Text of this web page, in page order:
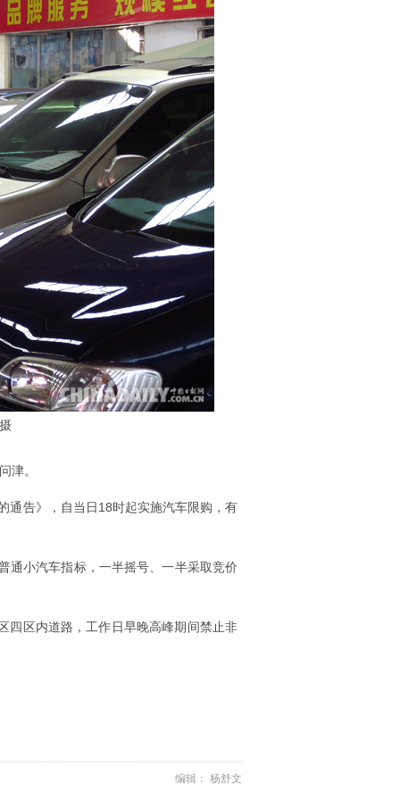
津。
通告》，自当日18时起实施汽车限购，有
通小汽车指标，一半摇号、一半采取竞价
四区内道路，工作日早晚高峰期间禁止非
编辑： 杨舒文